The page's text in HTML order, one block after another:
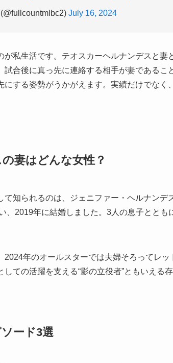
July 16, 2024
が私生活です。テオスカーヘルナンデスと妻
試合後に真っ先に連絡する相手が妻であるこ
する姿勢がうかがえます。実績だけでなく
妻はどんな女性？
て知られるのは、ジェニファー・ヘルナンデ
、2019年に結婚しました。3人の息子ととも
2024年のオールスターでは夫婦そろってレ
ての活躍を支える“影の立役者”ともいえる
ード3選